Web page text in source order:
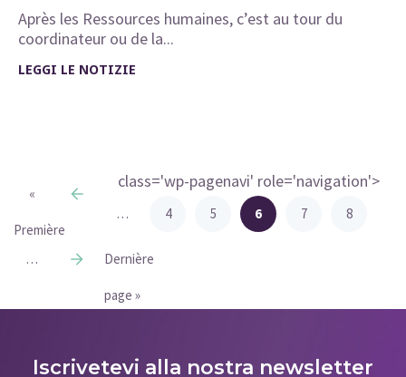
Après les Ressources humaines, c’est au tour du
coordinateur ou de la...
LEGGI LE NOTIZIE
class='wp-pagenavi' role='navigation'>
«
Première
page
… 4 5 6 7 8
… Dernière
page »
Iscrivetevi alla nostra newsletter